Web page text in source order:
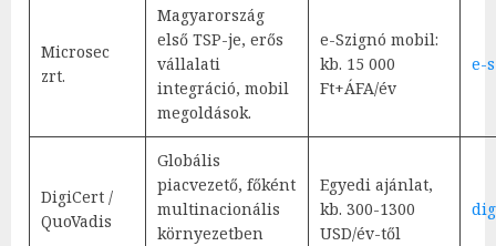
Microsec
zrt.
Magyarország
első TSP-je, erős
vállalati
integráció, mobil
megoldások.
e-Szignó mobil:
kb. 15 000
Ft+ÁFA/év
e-
DigiCert /
QuoVadis
Globális
piacvezető, főként
multinacionális
környezetben
Egyedi ajánlat,
kb. 300-1300
USD/év-től